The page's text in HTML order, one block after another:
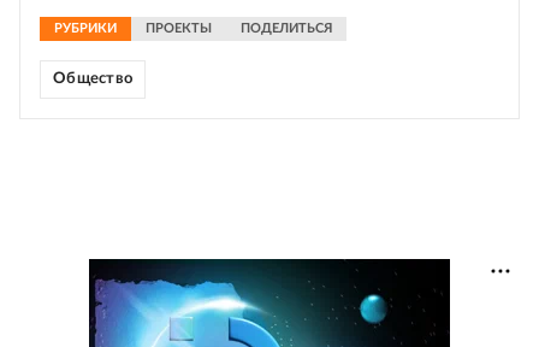
РУБРИКИ ПРОЕКТЫ ПОДЕЛИТЬСЯ
Общество